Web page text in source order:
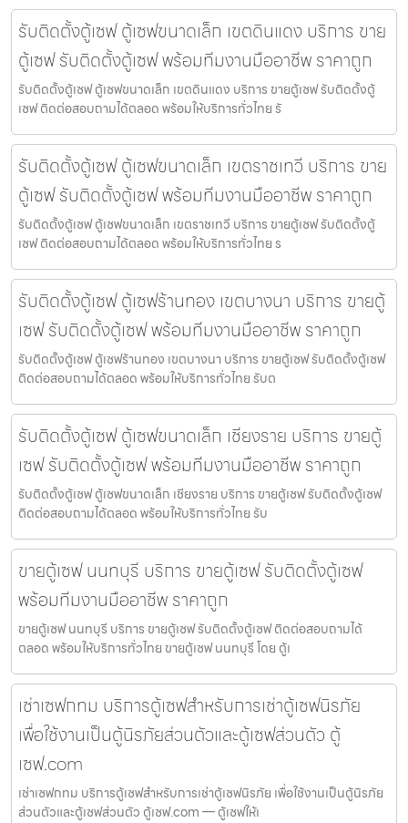
รับติดตั้งตู้เซฟ ตู้เซฟขนาดเล็ก เขตดินแดง บริการ ขาย
ตู้เซฟ รับติดตั้งตู้เซฟ พร้อมทีมงานมืออาชีพ ราคาถูก
รับติดตั้งตู้เซฟ ตู้เซฟขนาดเล็ก เขตดินแดง บริการ ขายตู้เซฟ รับติดตั้งตู้
เซฟ ติดต่อสอบถามได้ตลอด พร้อมให้บริการทั่วไทย รั
รับติดตั้งตู้เซฟ ตู้เซฟขนาดเล็ก เขตราชเทวี บริการ ขาย
ตู้เซฟ รับติดตั้งตู้เซฟ พร้อมทีมงานมืออาชีพ ราคาถูก
รับติดตั้งตู้เซฟ ตู้เซฟขนาดเล็ก เขตราชเทวี บริการ ขายตู้เซฟ รับติดตั้งตู้
เซฟ ติดต่อสอบถามได้ตลอด พร้อมให้บริการทั่วไทย ร
รับติดตั้งตู้เซฟ ตู้เซฟร้านทอง เขตบางนา บริการ ขายตู้
เซฟ รับติดตั้งตู้เซฟ พร้อมทีมงานมืออาชีพ ราคาถูก
รับติดตั้งตู้เซฟ ตู้เซฟร้านทอง เขตบางนา บริการ ขายตู้เซฟ รับติดตั้งตู้เซฟ
ติดต่อสอบถามได้ตลอด พร้อมให้บริการทั่วไทย รับต
รับติดตั้งตู้เซฟ ตู้เซฟขนาดเล็ก เชียงราย บริการ ขายตู้
เซฟ รับติดตั้งตู้เซฟ พร้อมทีมงานมืออาชีพ ราคาถูก
รับติดตั้งตู้เซฟ ตู้เซฟขนาดเล็ก เชียงราย บริการ ขายตู้เซฟ รับติดตั้งตู้เซฟ
ติดต่อสอบถามได้ตลอด พร้อมให้บริการทั่วไทย รับ
ขายตู้เซฟ นนทบุรี บริการ ขายตู้เซฟ รับติดตั้งตู้เซฟ
พร้อมทีมงานมืออาชีพ ราคาถูก
ขายตู้เซฟ นนทบุรี บริการ ขายตู้เซฟ รับติดตั้งตู้เซฟ ติดต่อสอบถามได้
ตลอด พร้อมให้บริการทั่วไทย ขายตู้เซฟ นนทบุรี โดย ตู้เ
เช่าเซฟกทม บริการตู้เซฟสำหรับการเช่าตู้เซฟนิรภัย
เพื่อใช้งานเป็นตู้นิรภัยส่วนตัวและตู้เซฟส่วนตัว ตู้
เซฟ.com
เช่าเซฟกทม บริการตู้เซฟสำหรับการเช่าตู้เซฟนิรภัย เพื่อใช้งานเป็นตู้นิรภัย
ส่วนตัวและตู้เซฟส่วนตัว ตู้เซฟ.com — ตู้เซฟให้เ